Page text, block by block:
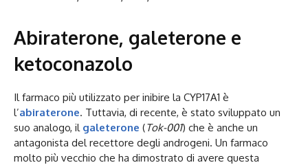
Abiraterone, galeterone e
ketoconazolo
Il farmaco più utilizzato per inibire la CYP17A1 è
l’abiraterone. Tuttavia, di recente, è stato sviluppato un
suo analogo, il galeterone (Tok-001) che è anche un
antagonista del recettore degli androgeni. Un farmaco
molto più vecchio che ha dimostrato di avere questa